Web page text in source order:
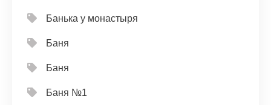
Банька у монастыря
Баня
Баня
Баня №1